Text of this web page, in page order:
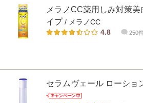
メラノCC薬用しみ対策
イプ/ メラノCC
4.8
250
セラムヴェール ローショ